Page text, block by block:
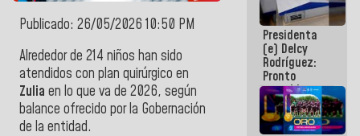
Publicado: 26/05/2026 10:50 PM
Alrededor de 214 niños han sido
atendidos con plan quirúrgico en
Zulia en lo que va de 2026, según
balance ofrecido por la Gobernación
de la entidad.
Marcano por
hacer
historia en
los
Centroamericanos
Presidenta
(e) Delcy
Rodríguez:
Pronto
restableceremos
las
operaciones
en el